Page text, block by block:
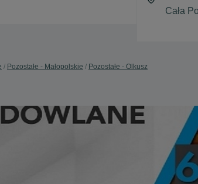
Pozostałe - Małopolskie Pozostałe - Olkusz